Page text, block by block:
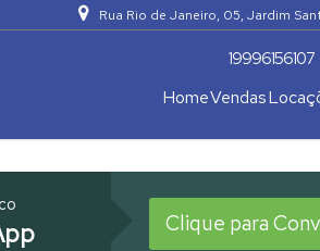
Rua Rio de Janeiro, 05, Jardim
19996156107
Vendas
Home
Clique para